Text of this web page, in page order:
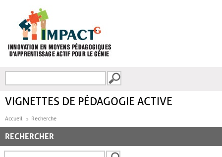
FORMULAIRE DE
VIGNETTES DE PÉDAGOGIE ACTIVE
Accueil Recherche
RECHERCHER